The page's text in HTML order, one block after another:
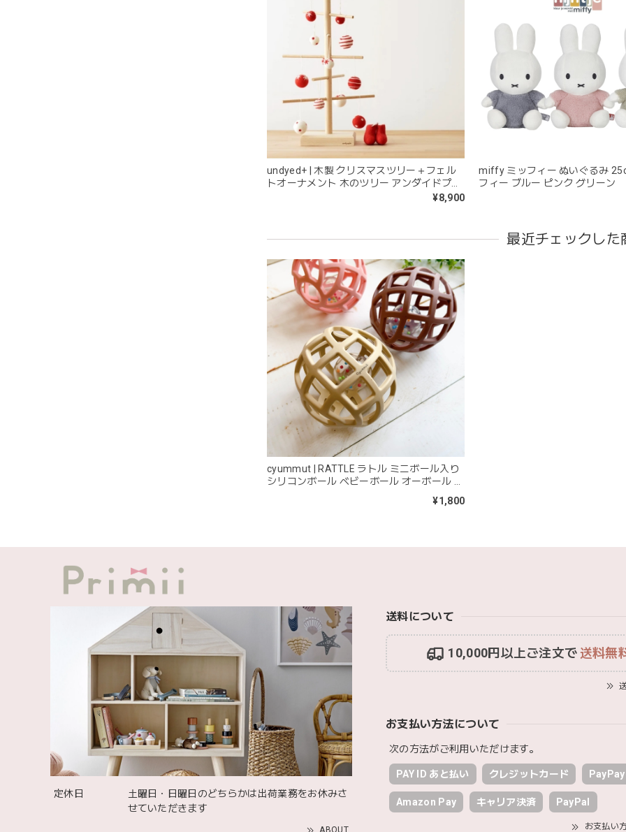
kawaii&born | くまちゃん 歯固めリング シリコン 木
moca
2026/04/24
耳の部分が咥えやすいようでよく遊んでいます。木の部分はじゃぶじゃぶ
目が可愛くて満足です。
blanco ブランコ | tsubu bib つぶビブ ベビースタイ 布製
gray
2026/03/26
グレーを購入しました！手持ちのビブより少し小さい作りでしたがかわいい
blanco | blanket clip ブランケットクリップ Lサイズ 21cmｘ
02.oatmeal（L）
2026/02/21
きょうりゅう/K60-141
2026/01/28
この度は迅速丁寧な対応をありがとうございました(^^) 梱包も素敵で嬉しいで
mocmof モクモフ | バースデーケーキ ブロック 布製おもちゃ
ST ストロベリー
2026/01/19
出産祝いで渡しました。友人がとても喜んでおりました！可愛いです！
MON AMI | プル グレーグース Sサイズ ガチョウ あひる ぬいぐ
2026/01/17
可愛いファーストトイが届きました！ ありがとうございました！
Happy Bag - 福袋 - Mサイズ
2026/01/14
undyed+ | 木製 クリスマスツリー＋フェル
トオーナメント 木のツリー アンダイドプラ
¥8,900
miffy ミッフィー ぬいぐるみ
フィー ブルー ピンク グリーン
最近チェックした
cyummut | RATTLE ラトル ミニボール入り
シリコンボール ベビーボール オーボール く
¥1,800
定休日
土曜日・日曜日のどちらかは出荷業務をお休みさ
せていただきます
送料について
10,000円以上ご注文で 送料無
お支払い方法について
次の方法がご利用いただけます。
PAY ID あと払い クレジットカード PayPay
Amazon Pay キャリア決済 PayPal
お支払い